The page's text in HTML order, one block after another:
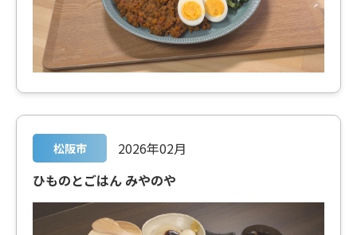
松阪市
2026年02月
ひものとごはん みやのや